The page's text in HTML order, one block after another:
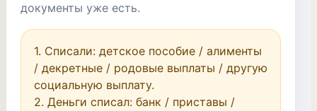
документы уже есть.
1. Списали: детское пособие / алименты
/ декретные / родовые выплаты / другую
социальную выплату.
2. Деньги списал: банк / приставы /